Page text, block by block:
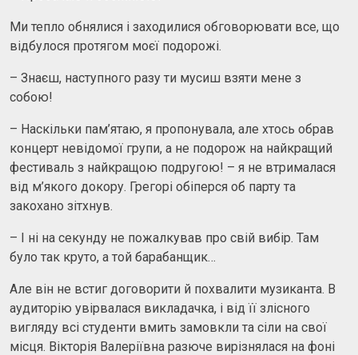
Ми тепло обнялися і заходилися обговорювати все, що
відбулося протягом моєї подорожі.
– Знаєш, наступного разу ти мусиш взяти мене з
собою!
– Наскільки пам’ятаю, я пропонувала, але хтось обрав
концерт невідомої групи, а не подорож на найкращий
фестиваль з найкращою подругою! – я не втрималася
від м’якого докору. Грегорі обіперся об парту та
закохано зітхнув.
– І ні на секунду не пожалкував про свій вибір. Там
було так круто, а той барабанщик…
Але він не встиг договорити й похвалити музиканта. В
аудиторію увірвалася викладачка, і від її злісного
вигляду всі студенти вмить замовкли та сіли на свої
місця. Вікторія Валеріївна разюче вирізнялася на фоні